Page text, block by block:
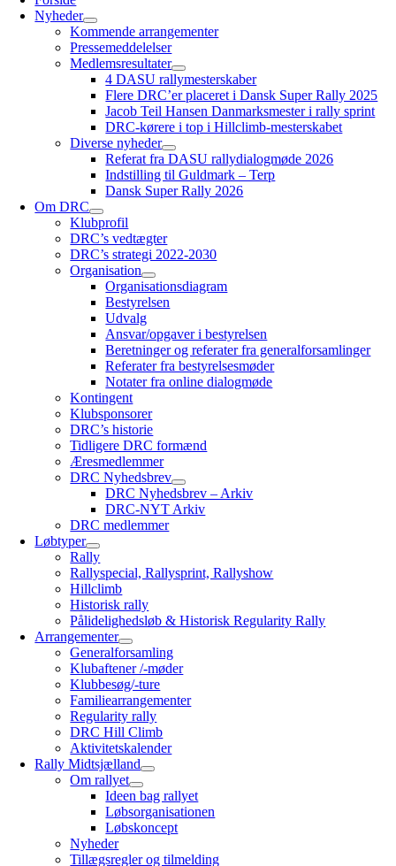
Nyheder
Kommende arrangementer
Pressemeddelelser
Medlemsresultater
4 DASU rallymesterskaber
Flere DRC’er placeret i Dansk Super Rally 2025
Jacob Teil Hansen Danmarksmester i rally sprint
DRC-kørere i top i Hillclimb-mesterskabet
Diverse nyheder
Referat fra DASU rallydialogmøde 2026
Indstilling til Guldmark – Terp
Dansk Super Rally 2026
Om DRC
Klubprofil
DRC’s vedtægter
DRC’s strategi 2022-2030
Organisation
Organisationsdiagram
Bestyrelsen
Udvalg
Ansvar/opgaver i bestyrelsen
Beretninger og referater fra generalforsamlinger
Referater fra bestyrelsesmøder
Notater fra online dialogmøde
Kontingent
Klubsponsorer
DRC’s historie
Tidligere DRC formænd
Æresmedlemmer
DRC Nyhedsbrev
DRC Nyhedsbrev – Arkiv
DRC-NYT Arkiv
DRC medlemmer
Løbtyper
Rally
Rallyspecial, Rallysprint, Rallyshow
Hillclimb
Historisk rally
Pålidelighedsløb & Historisk Regularity Rally
Arrangementer
Generalforsamling
Klubaftener /-møder
Klubbesøg/-ture
Familiearrangementer
Regularity rally
DRC Hill Climb
Aktivitetskalender
Rally Midtsjælland
Om rallyet
Ideen bag rallyet
Løbsorganisationen
Løbskoncept
Nyheder
Tillægsregler og tilmelding